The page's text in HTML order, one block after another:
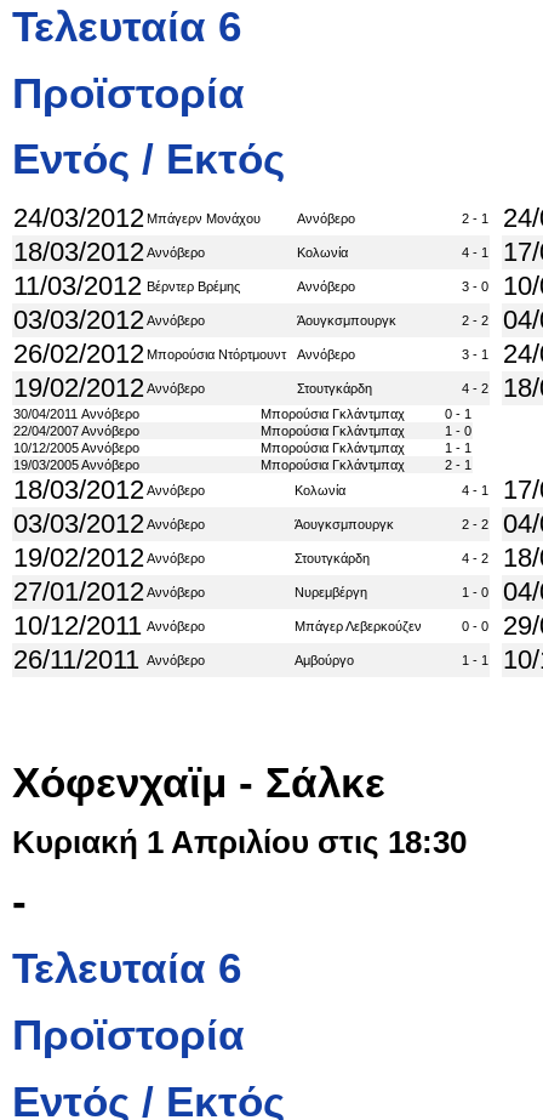
Τελευταία 6
Προϊστορία
Εντός / Εκτός
24/03/2012Μπάγερν Μονάχου Αννόβερο 2 - 1
18/03/2012Αννόβερο Κολωνία 4 - 1
11/03/2012 Βέρντερ Βρέμης Αννόβερο 3 - 0
03/03/2012Αννόβερο Άουγκσμπουργκ 2 - 2
26/02/2012Μπορούσια Ντόρτμουντ Αννόβερο 3 - 1
19/02/2012Αννόβερο Στουτγκάρδη 4 - 2
30/04/2011 Αννόβερο Μπορούσια Γκλάντμπαχ
0 - 1
22/04/2007Αννόβερο Μπορούσια Γκλάντμπαχ
1 - 0
10/12/2005Αννόβερο Μπορούσια Γκλάντμπαχ
1 - 1
19/03/2005Αννόβερο Μπορούσια Γκλάντμπαχ 2 - 1
18/03/2012Αννόβερο Κολωνία 4 - 1
03/03/2012Αννόβερο Άουγκσμπουργκ 2 - 2
19/02/2012Αννόβερο Στουτγκάρδη 4 - 2
27/01/2012Αννόβερο Νυρεμβέργη 1 - 0
10/12/2011 Αννόβερο Μπάγερ Λεβερκούζεν 0 - 0
26/11/2011 Αννόβερο Αμβούργο 1 - 1
Χόφενχαϊμ - Σάλκε
Κυριακή 1 Απριλίου στις 18:30
-
Τελευταία 6
Προϊστορία
Εντός / Εκτός